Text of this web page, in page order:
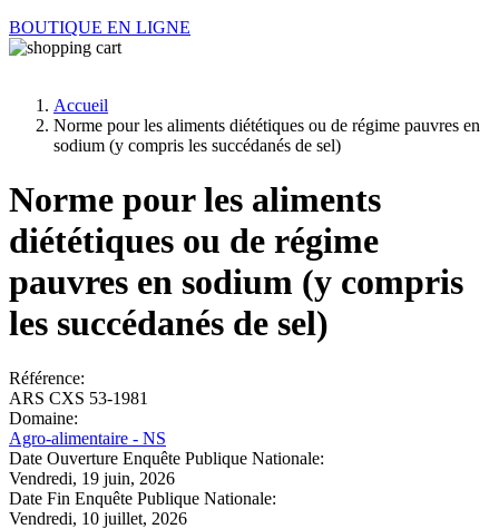
BOUTIQUE EN LIGNE
Accueil
Norme pour les aliments diététiques ou de régime pauvres en
sodium (y compris les succédanés de sel)
Norme pour les aliments
diététiques ou de régime
pauvres en sodium (y compris
les succédanés de sel)
Référence:
ARS CXS 53-1981
Domaine:
Agro-alimentaire - NS
Date Ouverture Enquête Publique Nationale:
Vendredi, 19 juin, 2026
Date Fin Enquête Publique Nationale:
Vendredi, 10 juillet, 2026